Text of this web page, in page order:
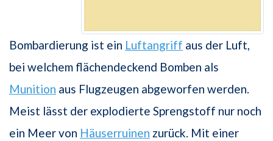
Bombardierung ist ein Luftangriff aus der Luft,
bei welchem flächendeckend Bomben als
Munition aus Flugzeugen abgeworfen werden.
Meist lässt der explodierte Sprengstoff nur noch
ein Meer von Häuserruinen zurück. Mit einer